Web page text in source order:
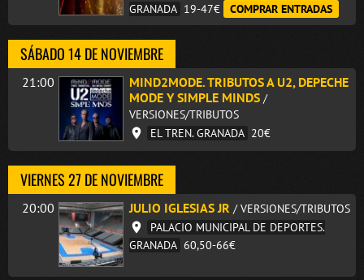
GRANADA 19-47€ COMPRAR ENTRADAS
SÁBADO 14 DE NOVIEMBRE
21:00
MIND2MODE. TRIBUTOS A U2, DEPECHE
MODE Y SIMPLE MINDS /
VERSIONES/TRIBUTOS
EL TREN. GRANADA 20€
VIERNES 27 DE NOVIEMBRE
20:00 JULIO IGLESIAS JR / VERSIONES/TRIBUTOS
PALACIO MUNICIPAL DE DEPORTES.
GRANADA 60,50-66€